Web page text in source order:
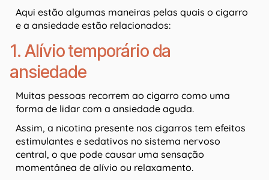
Aqui estão algumas maneiras pelas quais o cigarro
e a ansiedade estão relacionados:
1. Alívio temporário da
ansiedade
Muitas pessoas recorrem ao cigarro como uma
forma de lidar com a ansiedade aguda.
Assim, a nicotina presente nos cigarros tem efeitos
estimulantes e sedativos no sistema nervoso
central, o que pode causar uma sensação
momentânea de alívio ou relaxamento.